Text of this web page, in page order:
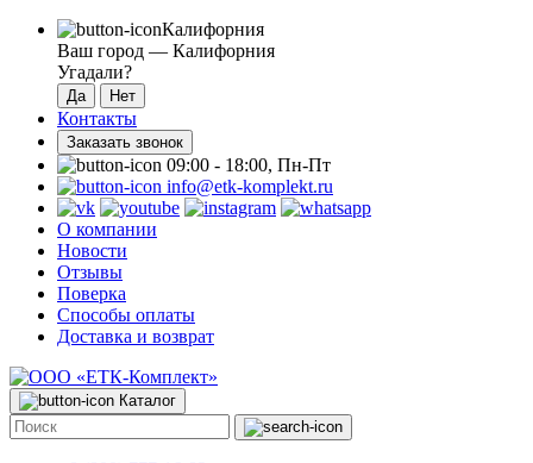
Калифорния
Ваш город — Калифорния
Угадали?
Контакты
Заказать звонок
09:00 - 18:00, Пн-Пт
info@etk-komplekt.ru
О компании
Новости
Отзывы
Поверка
Способы оплаты
Доставка и возврат
Каталог